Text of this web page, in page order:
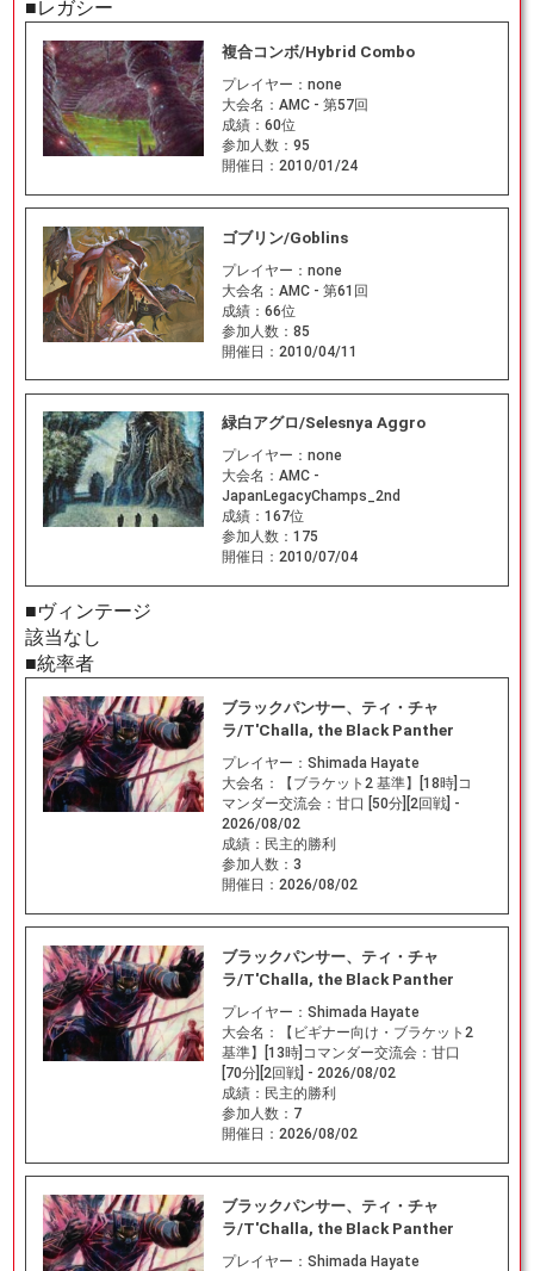
■レガシー
複合コンボ/Hybrid Combo
プレイヤー： none
大会名： AMC - 第57回
成績： 60位
参加人数： 95
開催日： 2010/01/24
ゴブリン/Goblins
プレイヤー： none
大会名： AMC - 第61回
成績： 66位
参加人数： 85
開催日： 2010/04/11
緑白アグロ/Selesnya Aggro
プレイヤー： none
大会名： AMC -
JapanLegacyChamps_2nd
成績： 167位
参加人数： 175
開催日： 2010/07/04
■ヴィンテージ
該当なし
■統率者
ブラックパンサー、ティ・チャ
ラ/T'Challa, the Black Panther
プレイヤー： Shimada Hayate
大会名：
【ブラケット2 基準】[18時]コ
マンダー交流会：甘口 [50分][2回戦] -
2026/08/02
成績： 民主的勝利
参加人数： 3
開催日： 2026/08/02
ブラックパンサー、ティ・チャ
ラ/T'Challa, the Black Panther
プレイヤー： Shimada Hayate
大会名：
【ビギナー向け・ブラケット2
基準】[13時]コマンダー交流会：甘口
[70分][2回戦] - 2026/08/02
成績： 民主的勝利
参加人数： 7
開催日： 2026/08/02
ブラックパンサー、ティ・チャ
ラ/T'Challa, the Black Panther
プレイヤー： Shimada Hayate